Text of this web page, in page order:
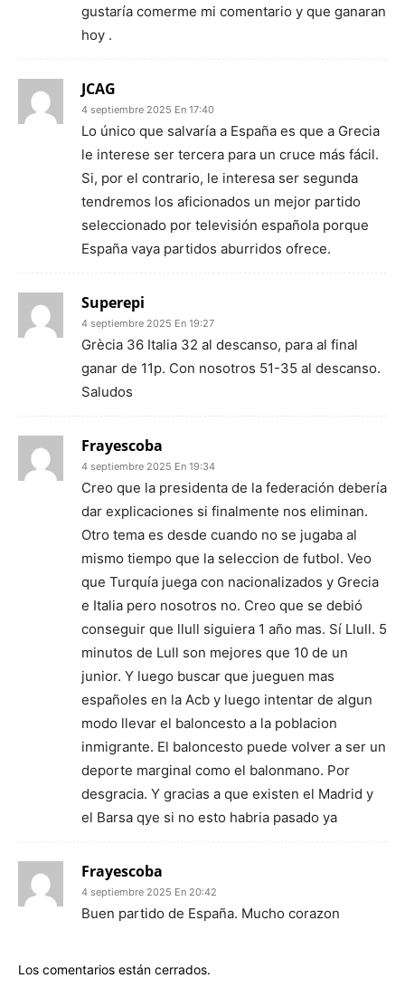
gustaría comerme mi comentario y que ganaran
hoy .
JCAG
4 septiembre 2025 En 17:40
Lo único que salvaría a España es que a Grecia
le interese ser tercera para un cruce más fácil.
Si, por el contrario, le interesa ser segunda
tendremos los aficionados un mejor partido
seleccionado por televisión española porque
España vaya partidos aburridos ofrece.
Superepi
4 septiembre 2025 En 19:27
Grècia 36 Italia 32 al descanso, para al final
ganar de 11p. Con nosotros 51-35 al descanso.
Saludos
Frayescoba
4 septiembre 2025 En 19:34
Creo que la presidenta de la federación debería
dar explicaciones si finalmente nos eliminan.
Otro tema es desde cuando no se jugaba al
mismo tiempo que la seleccion de futbol. Veo
que Turquía juega con nacionalizados y Grecia
e Italia pero nosotros no. Creo que se debió
conseguir que llull siguiera 1 año mas. Sí Llull. 5
minutos de Lull son mejores que 10 de un
junior. Y luego buscar que jueguen mas
españoles en la Acb y luego intentar de algun
modo llevar el baloncesto a la poblacion
inmigrante. El baloncesto puede volver a ser un
deporte marginal como el balonmano. Por
desgracia. Y gracias a que existen el Madrid y
el Barsa qye si no esto habria pasado ya
Frayescoba
4 septiembre 2025 En 20:42
Buen partido de España. Mucho corazon
Los comentarios están cerrados.